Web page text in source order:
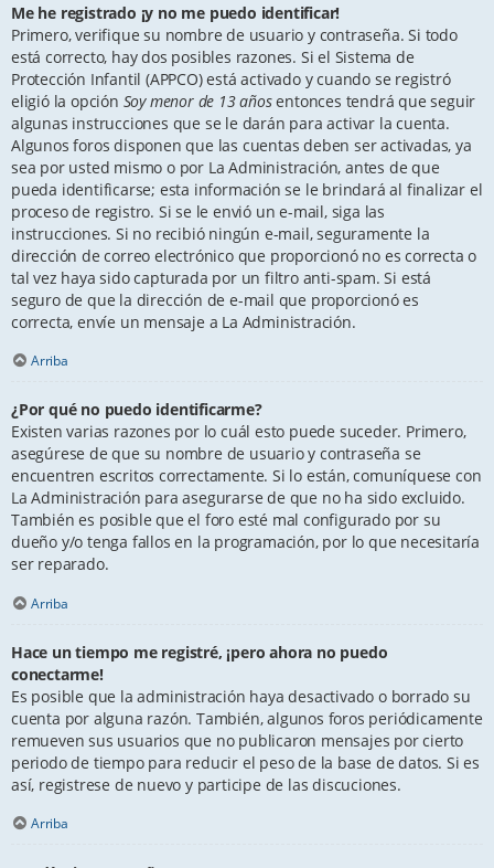
Me he registrado ¡y no me puedo identificar!
Primero, verifique su nombre de usuario y contraseña. Si todo
está correcto, hay dos posibles razones. Si el Sistema de
Protección Infantil (APPCO) está activado y cuando se registró
eligió la opción Soy menor de 13 añosentonces tendrá que seguir
algunas instrucciones que se le darán para activar la cuenta.
Algunos foros disponen que las cuentas deben ser activadas, ya
sea por usted mismo o por La Administración, antes de que
pueda identificarse; esta información se le brindará al finalizar el
proceso de registro. Si se le envió un e-mail, siga las
instrucciones. Si no recibió ningún e-mail, seguramente la
dirección de correo electrónico que proporcionó no es correcta o
tal vez haya sido capturada por un filtro anti-spam. Si está
seguro de que la dirección de e-mail que proporcionó es
correcta, envíe un mensaje a La Administración.
Arriba
¿Por qué no puedo identificarme?
Existen varias razones por lo cuál esto puede suceder. Primero,
asegúrese de que su nombre de usuario y contraseña se
encuentren escritos correctamente. Si lo están, comuníquese con
La Administración para asegurarse de que no ha sido excluido.
También es posible que el foro esté mal configurado por su
dueño y/o tenga fallos en la programación, por lo que necesitaría
ser reparado.
Arriba
Hace un tiempo me registré, ¡pero ahora no puedo
conectarme!
Es posible que la administración haya desactivado o borrado su
cuenta por alguna razón. También, algunos foros periódicamente
remueven sus usuarios que no publicaron mensajes por cierto
periodo de tiempo para reducir el peso de la base de datos. Si es
así, registrese de nuevo y participe de las discuciones.
Arriba